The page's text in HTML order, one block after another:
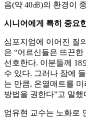
음(약 40㏈)의 환경이
시니어에게 특히 중요
심포지엄에 이어진 질
은 “어르신들은 뜨끈
선호한다. 이분들께 18
수 있다. 그러나 잠에
는 만큼, 온열매트를
방법을 권한다”고 말했
엄유현 교수는 노화로